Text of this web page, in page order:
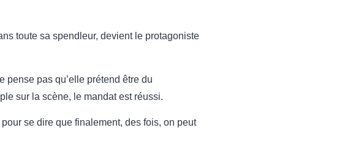
toute sa spendleur, devient le protagoniste
pense pas qu’elle prétend être du
sur la scène, le mandat est réussi.
se dire que finalement, des fois, on peut